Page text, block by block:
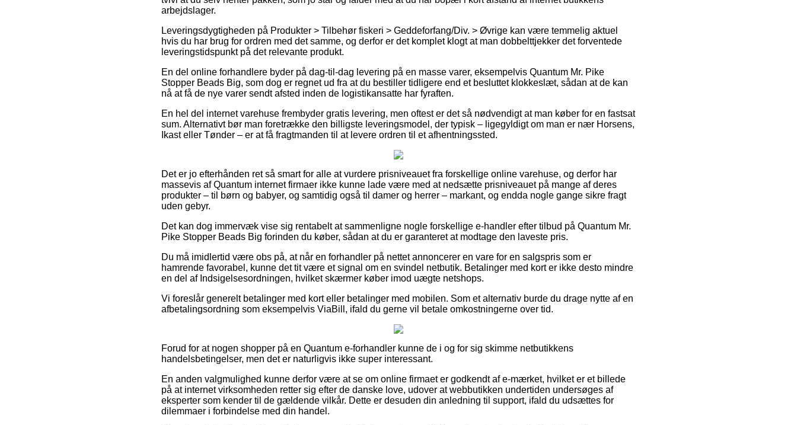
arbejdslager.
Leveringsdygtigheden på Produkter > Tilbehør fiskeri > Geddeforfang/Div. > Øvrige kan være temmelig aktuel
hvis du har brug for ordren med det samme, og derfor er det komplet klogt at man dobbelttjekker det forventede
leveringstidspunkt på det relevante produkt.
En del online forhandlere byder på dag-til-dag levering på en masse varer, eksempelvis Quantum Mr. Pike
Stopper Beads Big, som dog er regnet ud fra at du bestiller tidligere end et besluttet klokkeslæt, sådan at de kan
nå at få de nye varer sendt afsted inden de logistikansatte har fyraften.
En hel del internet varehuse frembyder gratis levering, men oftest er det så nødvendigt at man køber for en fastsat
sum. Alternativt bør man foretrække den billigste leveringsmodel, der typisk – ligegyldigt om man er nær Horsens,
Ikast eller Tønder – er at få fragtmanden til at levere ordren til et afhentningssted.
Det er jo efterhånden ret så smart for alle at vurdere prisniveauet fra forskellige online varehuse, og derfor har
massevis af Quantum internet firmaer ikke kunne lade være med at nedsætte prisniveauet på mange af deres
produkter – til børn og babyer, og samtidig også til damer og herrer – markant, og endda nogle gange sikre fragt
uden gebyr.
Det kan dog immervæk vise sig rentabelt at sammenligne nogle forskellige e-handler efter tilbud på Quantum Mr.
Pike Stopper Beads Big forinden du køber, sådan at du er garanteret at modtage den laveste pris.
Du må imidlertid være obs på, at når en forhandler på nettet annoncerer en vare for en salgspris som er
hamrende favorabel, kunne det tit være et signal om en svindel netbutik. Betalinger med kort er ikke desto mindre
en del af Indsigelsesordningen, hvilket skærmer køber imod uægte netshops.
Vi foreslår generelt betalinger med kort eller betalinger med mobilen. Som et alternativ burde du drage nytte af en
afbetalingsordning som eksempelvis ViaBill, ifald du gerne vil betale omkostningerne over tid.
Forud for at nogen shopper på en Quantum e-forhandler kunne de i og for sig skimme netbutikkens
handelsbetingelser, men det er naturligvis ikke super interessant.
En anden valgmulighed kunne derfor være at se om online firmaet er godkendt af e-mærket, hvilket er et billede
på at internet virksomheden retter sig efter de danske love, udover at webbutikken undertiden undersøges af
eksperter som kender til de gældende vilkår. Dette er desuden din anledning til support, ifald du udsættes for
dilemmaer i forbindelse med din handel.